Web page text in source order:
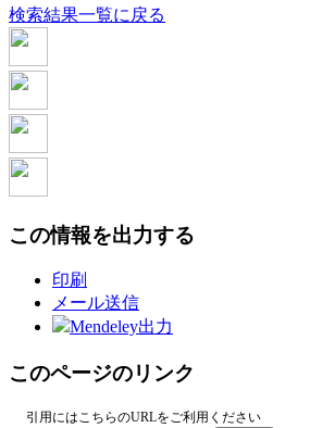
検索結果一覧に戻る
この情報を出力する
印刷
メール送信
Mendeley出力
このページのリンク
引用にはこちらのURLをご利用ください